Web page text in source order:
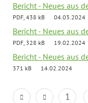
Bericht - Neues aus
PDF, 438 kB 04.03.2024
Bericht - Neues aus
PDF, 328 kB 19.02.2024
Bericht - Neues aus
371 kB
14.02.2024
1